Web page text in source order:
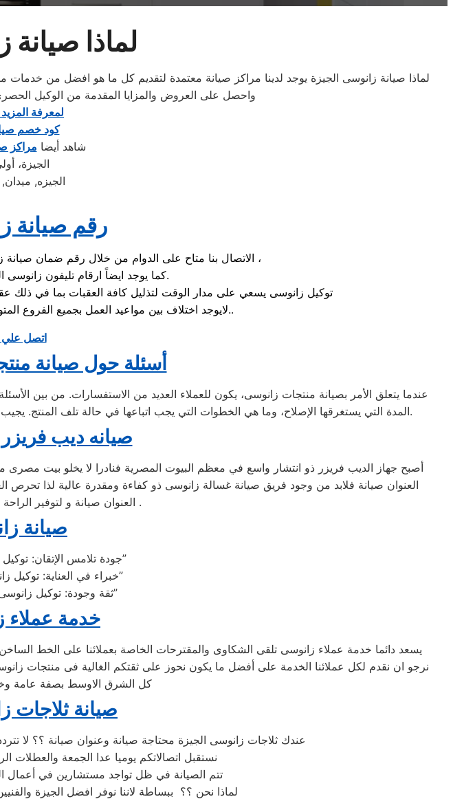
لماذا
لماذا صيانة زانوسى الجيزة يوجد لدينا مراكز صيانة معتمدة لتقديم كل ما هو افضل من
واحصل على العروض والمزايا المقدمة من الوكيل الحصري
لمعرفة
كود خصم
شاهد أيضا مراكز
الجيزة،
الجيزه,
رقم صيانة
الاتصال بنا متاح على الدوام من خلال رقم ضمان صيانة زانوسى الارضي او بالضغط علي ايقونة الهاتف ثم الاتصال ،
كما يوجد ايضاً ارقام تليفون زانوسى الموجودة بصفحة التواصل مع عملائنا.
توكيل زانوسى يسعي على مدار الوقت لتذليل كافة العقبات بما في ذلك
لايوجد اختلاف بين مواعيد العمل بجميع الفروع المتواجد بالمدن والمحافظات نهدف دائماً لراحة عملائنا..
اتصل علي
.أسئلة حول صيانة
عندما يتعلق الأمر بصيانة منتجات زانوسى، يكون للعملاء العديد من الاستفسارات. من بين
المدة التي يستغرقها الإصلاح، وما هي الخطوات التي يجب اتباعها في حالة تلف المنتج. يجيب الفريق المحترف عن هذه الأسئلة ويضمن توضيح الإجراءات بوضوح لضمان راحة العملاء ورضاهم.
صيانه ديب
أصبح جهاز الديب فريزر ذو انتشار واسع في معظم البيوت المصرية فنادرا لا يخلو بيت مصرى
العنوان صيانة فلابد من وجود فريق صيانة غسالة زانوسى ذو كفاءة ومقدرة عالية لذا تحرص
العنوان صيانة و لتوفير الراحة الى كل عملاء صيانة غسالة زانوسى .
صيانة
“جودة تلامس الإتقان: توكيل زانوسى يضمن الصيانة الممتازة”
“خبراء في العناية: توكيل زانوسى يضمن أداء الأجهزة بأمان”
“ثقة وجودة: توكيل زانوسى يوفر صيانة مضمونة للأجهزة”
خدمة عملاء
يسعد دائما خدمة عملاء زانوسى تلقى الشكاوى والمقترحات الخاصة بعملائنا على الخط
نرجو ان نقدم لكل عملائنا الخدمة على أفضل ما يكون نحوز على ثقتكم الغالية فى منتجات
كل الشرق الاوسط بصفة عامة
صيانة ثلاجات
عندك ثلاجات زانوسى الجيزة محتاجة صيانة وعنوان صيانة ؟؟ لا
نستقبل اتصالاتكم يوميا عدا الجمعة
تتم الصيانة في ظل تواجد مستشارين في أعمال
لماذا نحن ؟؟ ببساطة لاننا نوفر افضل الجيزة